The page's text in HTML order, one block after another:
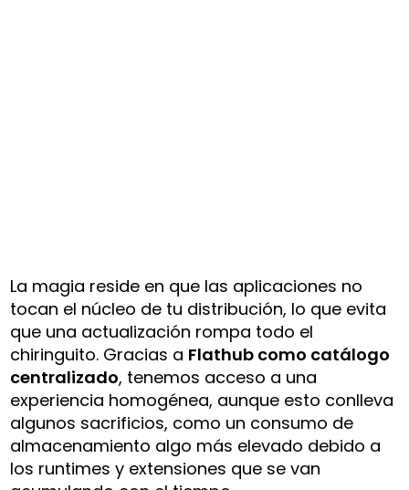
La magia reside en que las aplicaciones no
tocan el núcleo de tu distribución, lo que evita
que una actualización rompa todo el
chiringuito. Gracias a Flathub como catálogo
centralizado, tenemos acceso a una
experiencia homogénea, aunque esto conlleva
algunos sacrificios, como un consumo de
almacenamiento algo más elevado debido a
los runtimes y extensiones que se van